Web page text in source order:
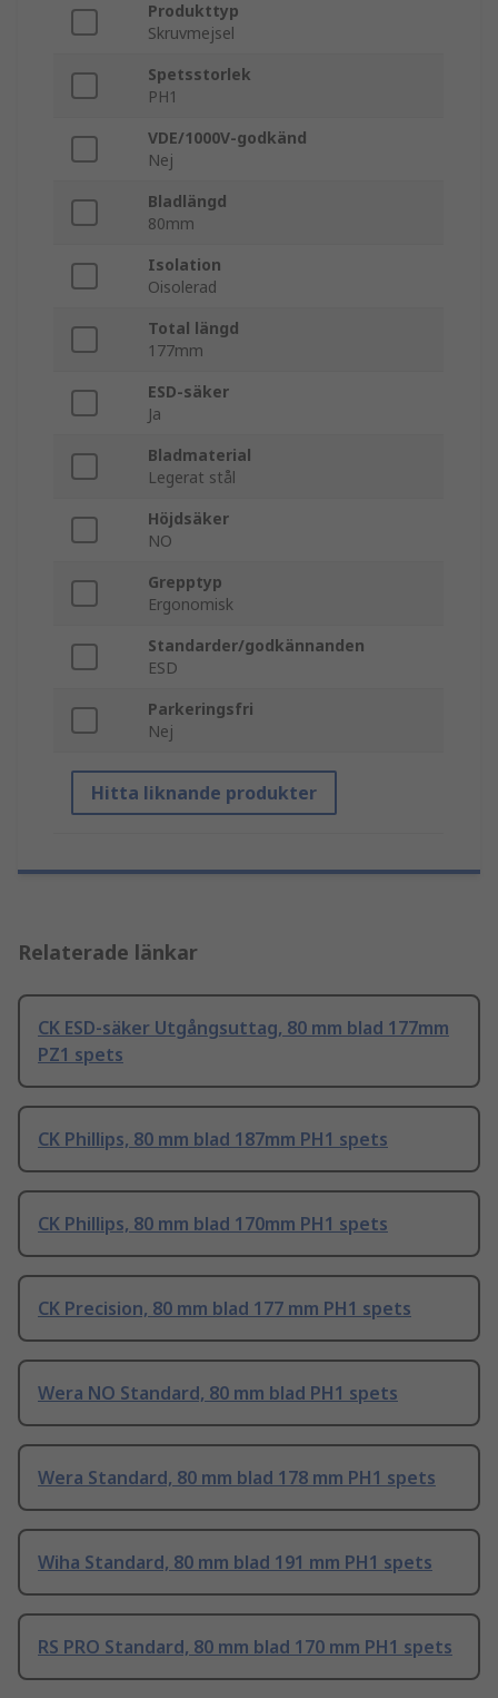
Produkttyp
Skruvmejsel
Spetsstorlek
PH1
VDE/1000V-godkänd
Nej
Bladlängd
80mm
Isolation
Oisolerad
Total längd
177mm
ESD-säker
Ja
Bladmaterial
Legerat stål
Höjdsäker
NO
Grepptyp
Ergonomisk
Standarder/godkännanden
ESD
Parkeringsfri
Nej
Hitta liknande produkter
Relaterade länkar
CK ESD-säker Utgångsuttag, 80 mm blad 177mm
PZ1 spets
CK Phillips, 80 mm blad 187mm PH1 spets
CK Phillips, 80 mm blad 170mm PH1 spets
CK Precision, 80 mm blad 177 mm PH1 spets
Wera NO Standard, 80 mm blad PH1 spets
Wera Standard, 80 mm blad 178 mm PH1 spets
Wiha Standard, 80 mm blad 191 mm PH1 spets
RS PRO Standard, 80 mm blad 170 mm PH1 spets